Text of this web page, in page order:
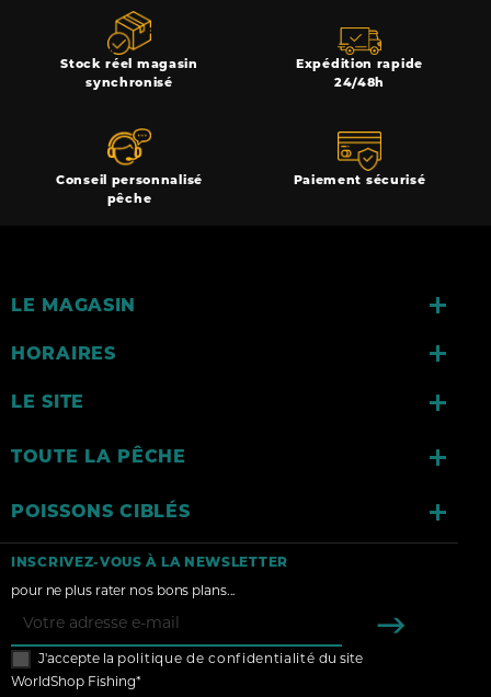
Stock réel magasin
synchronisé
Expédition rapide
24/48h
Conseil personnalisé
pêche
Paiement sécurisé
LE MAGASIN 
HORAIRES 
LE SITE 
TOUTE LA PÊCHE 
POISSONS CIBLÉS 
INSCRIVEZ-VOUS À LA NEWSLETTER
pour ne plus rater nos bons plans...
J'accepte la politique de confidentialité du site
WorldShop Fishing*